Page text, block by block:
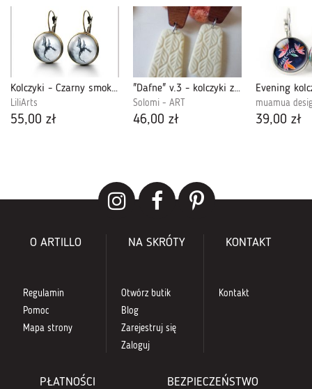
Kolczyki - Czarny smok - bigle angielskie - antyczny brąz
LiliArts
55,00 zł
"Dafne" v.3 - kolczyki z gliny polimerowej.
Solomi - ART
46,00 zł
muamua
39,00 zł
O ARTILLO
Regulamin
Pomoc
Mapa strony
NA SKRÓTY
Otwórz butik
Blog
Zarejestruj się
Zaloguj
KONTAKT
Kontakt
PŁATNOŚCI BEZPIECZEŃSTWO